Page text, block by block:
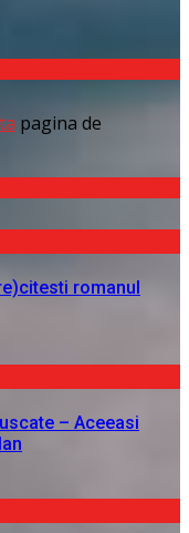
pagina de
romanul
– Aceeasi